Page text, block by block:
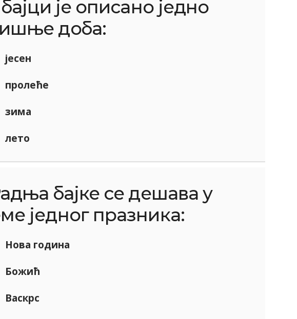
је описано једно
доба:
јесен
пролеће
зима
лето
бајке се дешава у
једног празника:
Нова година
Божић
Васкрс